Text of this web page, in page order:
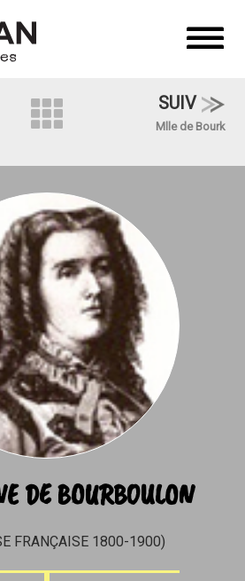
SUIV
Mlle de Bourk
DE BOURBOULON
FRANÇAISE 1800-1900)